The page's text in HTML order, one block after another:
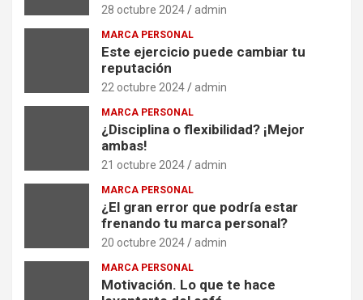
28 octubre 2024 admin
MARCA PERSONAL
Este ejercicio puede cambiar tu
reputación
22 octubre 2024 admin
MARCA PERSONAL
¿Disciplina o flexibilidad? ¡Mejor
ambas!
21 octubre 2024 admin
MARCA PERSONAL
¿El gran error que podría estar
frenando tu marca personal?
20 octubre 2024 admin
MARCA PERSONAL
Motivación. Lo que te hace